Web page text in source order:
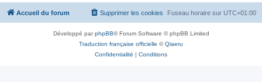
e
Accueil du forum Fuseau horaire sur UTC+01:00
Supprimer les cookies
Développé parphpBB® Forum Software © phpBB Limited
Traduction française officielle ©Qiaeru
Confidentialité | Conditions